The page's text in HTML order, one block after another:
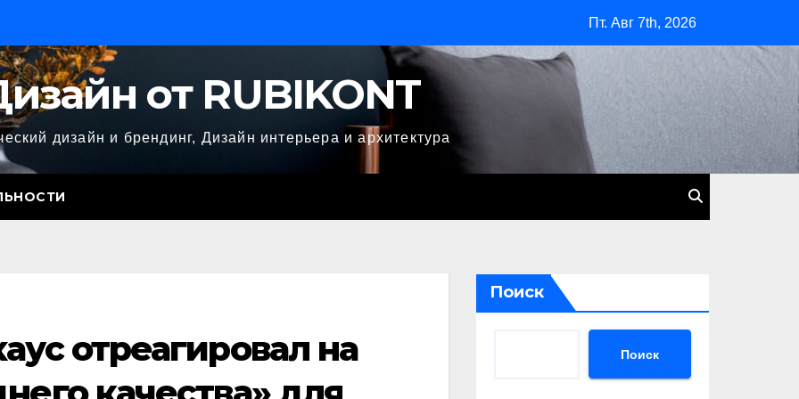
Пт. Авг 7th, 2026
от RUBIKONT
дизайн и брендинг, Дизайн интерьера и архитектура
отреагировал на
Поиск
Поиск